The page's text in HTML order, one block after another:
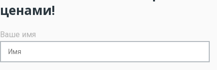
ценами!
Ваше имя